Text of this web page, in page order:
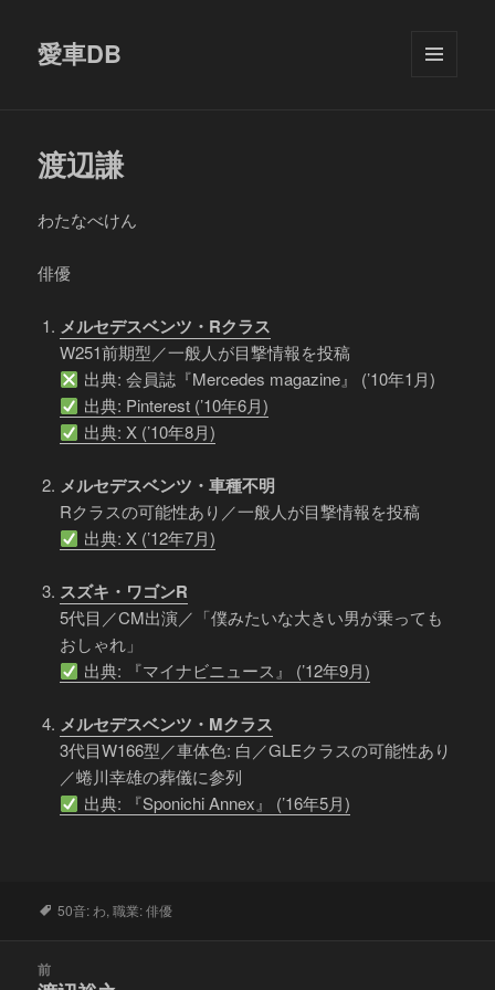
愛車DB
渡辺謙
わたなべけん
俳優
メルセデスベンツ・Rクラス
W251前期型／一般人が目撃情報を投稿
出典: 会員誌『Mercedes magazine』 (’10年1月)
出典: Pinterest (’10年6月)
出典: X (’10年8月)
メルセデスベンツ・車種不明
Rクラスの可能性あり／一般人が目撃情報を投稿
出典: X (’12年7月)
スズキ・ワゴンR
5代目／CM出演／「僕みたいな大きい男が乗っても
おしゃれ」
出典: 『マイナビニュース』 (’12年9月)
メルセデスベンツ・Mクラス
3代目W166型／車体色: 白／GLEクラスの可能性あり
／蜷川幸雄の葬儀に参列
出典: 『Sponichi Annex』 (’16年5月)
タ
50音: わ,職業: 俳優
前